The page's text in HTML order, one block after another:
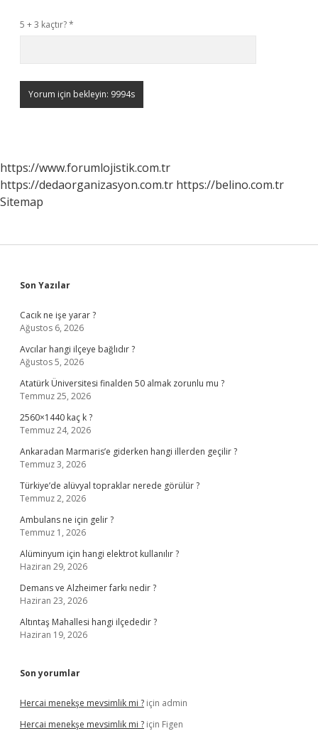
5 + 3 kaçtır?*
https://www.forumlojistik.com.tr
https://dedaorganizasyon.com.tr https://belino.com.tr
Sitemap
Sidebar
Son Yazılar
Cacık ne işe yarar ?
Ağustos 6, 2026
Avcılar hangi ilçeye bağlıdır ?
Ağustos 5, 2026
Atatürk Üniversitesi finalden 50 almak zorunlu mu ?
Temmuz 25, 2026
2560×1440 kaç k ?
Temmuz 24, 2026
Ankaradan Marmaris’e giderken hangi illerden geçilir ?
Temmuz 3, 2026
Türkiye’de alüvyal topraklar nerede görülür ?
Temmuz 2, 2026
Ambulans ne için gelir ?
Temmuz 1, 2026
Alüminyum için hangi elektrot kullanılır ?
Haziran 29, 2026
Demans ve Alzheimer farkı nedir ?
Haziran 23, 2026
Altıntaş Mahallesi hangi ilçededir ?
Haziran 19, 2026
Son yorumlar
Hercai menekşe mevsimlik mi ? için admin
Hercai menekşe mevsimlik mi ? için Figen